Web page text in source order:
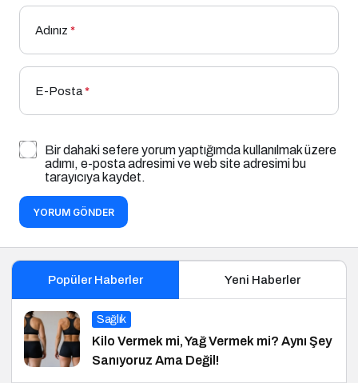
Adınız *
E-Posta*
Bir dahaki sefere yorum yaptığımda kullanılmak üzere
adımı, e-posta adresimi ve web site adresimi bu
tarayıcıya kaydet.
YORUM GÖNDER
Popüler Haberler Yeni Haberler
Sağlık
Kilo Vermek mi, Yağ Vermek mi? Aynı Şey
Sanıyoruz Ama Değil!